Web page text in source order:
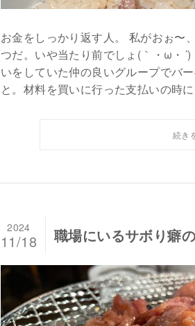
お金をしっかり返す人。 私がおぉ〜
つだ。いや当たり前でしょ(｀・ω・
いをしていた仲の良いグループでバ
と。材料を買いに行った支払いの時
職場にいるサボり癖
2024
11/18